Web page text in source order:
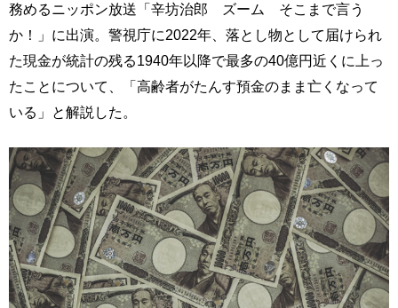
務めるニッポン放送「辛坊治郎 ズーム そこまで言う
か！」に出演。警視庁に2022年、落とし物として届けられ
た現金が統計の残る1940年以降で最多の40億円近くに上っ
たことについて、「高齢者がたんす預金のまま亡くなって
いる」と解説した。